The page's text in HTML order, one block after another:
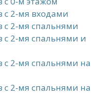
с 2-мя входами
с 2-мя спальнями
с 2-мя спальнями и
2-мя спальнями на
2-мя спальнями на